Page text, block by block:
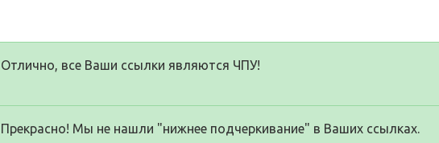
Отлично, все Ваши ссылки являются ЧПУ!
Прекрасно! Мы не нашли "нижнее подчеркивание" в Ваших ссылках.